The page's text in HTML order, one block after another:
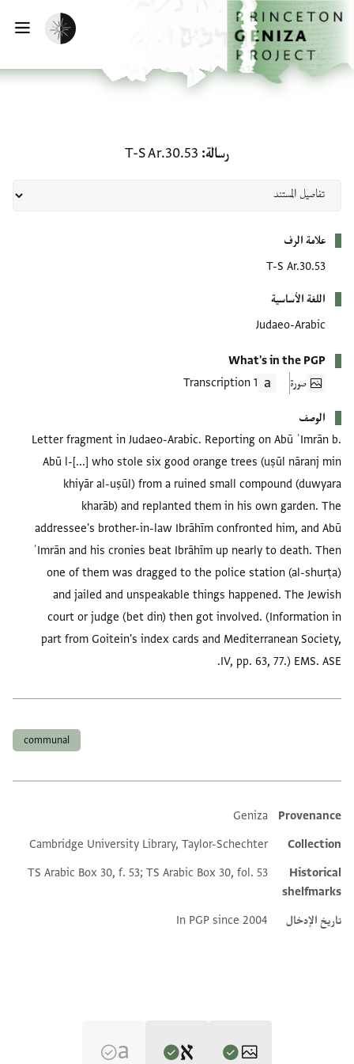
إلى المحتوى الرئيسي
الرئيسية
تفعيل الوضع المظلم
رسالة T-S Ar.30.53
علامة الرف
T-S Ar.30.53
اللغة الأساسية
Judaeo-Arabic
What's in the PGP
صورة
1 Transcription
الوصف
Letter fragment in Judaeo-Arabic. Reporting on Abū ʿImrān b.
Abū l-[...] who stole six good orange trees (uṣūl nāranj min
khiyār al-uṣūl) from a ruined small compound (duwyara
kharāb) and replanted them in his own garden. The
addressee's brother-in-law Ibrāhīm confronted him, and Abū
ʿImrān and his cronies beat Ibrāhīm up nearly to death. Then
one of them was dragged to the police station (al-shurṭa)
and jailed and unspeakable things happened. The Jewish
court or judge (bet din) then got involved. (Information in
part from Goitein's index cards and Mediterranean Society,
IV, pp. 63, 77.) EMS. ASE.
communal
Additional metadata
Provenance
Geniza
Collection
Cambridge University Library, Taylor-Schechter
Historical
shelfmarks
TS Arabic Box 30, f. 53; TS Arabic Box 30, fol. 53
تاريخ الإدخال In PGP since 2004